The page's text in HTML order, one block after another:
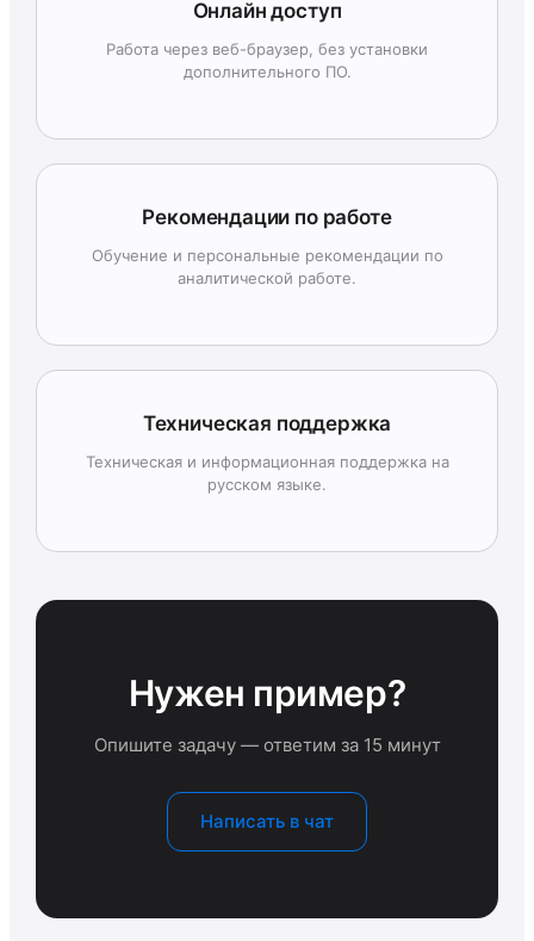
Онлайн доступ
Работа через веб-браузер, без установки
дополнительного ПО.
Рекомендации по работе
Обучение и персональные рекомендации по
аналитической работе.
Техническая поддержка
Техническая и информационная поддержка на
русском языке.
Нужен пример?
Опишите задачу — ответим за 15 минут
Написать в чат